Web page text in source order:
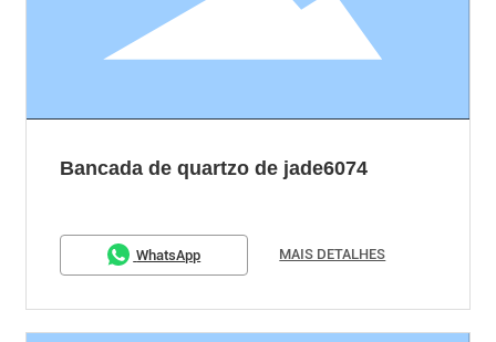
Bancada de quartzo de jade6074
WhatsApp MAIS DETALHES